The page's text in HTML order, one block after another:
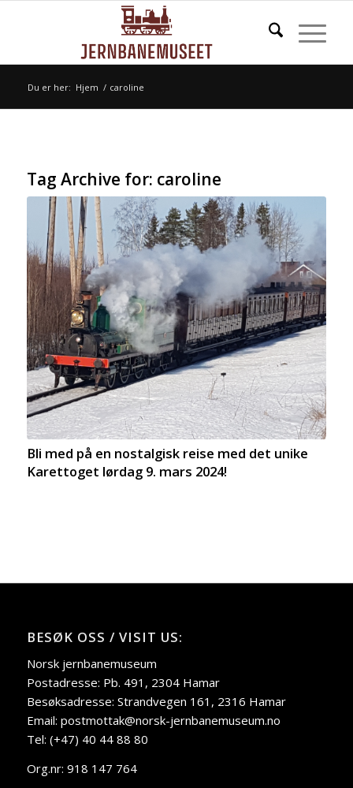
Du er her: Hjem / caroline
Tag Archive for: caroline
Bli med på en nostalgisk reise med det unike
Karettoget lørdag 9. mars 2024!
BESØK OSS / VISIT US:
Norsk jernbanemuseum
Postadresse: Pb. 491, 2304 Hamar
Besøksadresse: Strandvegen 161, 2316 Hamar
Email: postmottak@norsk-jernbanemuseum.no
Tel: (+47) 40 44 88 80
Org.nr: 918 147 764